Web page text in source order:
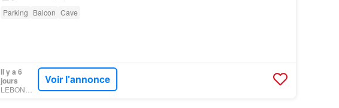
Parking Balcon Cave
Il y a 6
jours
Voir l'annonce